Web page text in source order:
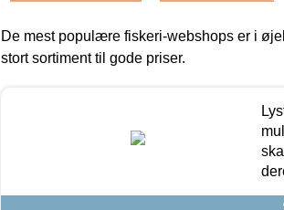
De mest populære fiskeri-webshops er i
stort sortiment til gode priser.